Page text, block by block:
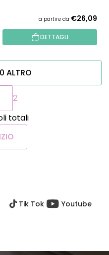
a partire da €26,09
DETTAGLI
ALTRO
2
totali
Tik Tok Youtube